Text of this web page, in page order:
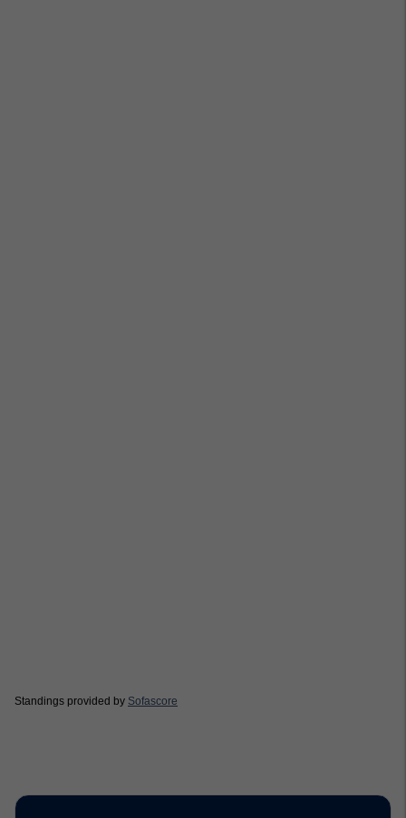
Standings provided by Sofascore